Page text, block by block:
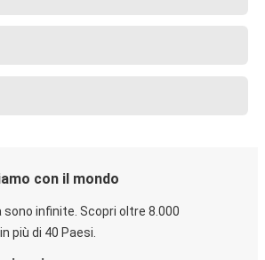
con il mondo
sono infinite. Scopri oltre 8.000
più di 40 Paesi.